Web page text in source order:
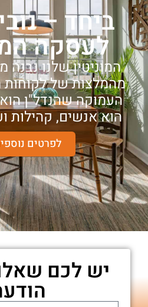
ביחד –
לעסקה
המוניטין שלנו
מהמלצות של לקוחות
העמוקה שהנדל"ן
הוא אנשים, קהילות
לפרטים
יש לכם